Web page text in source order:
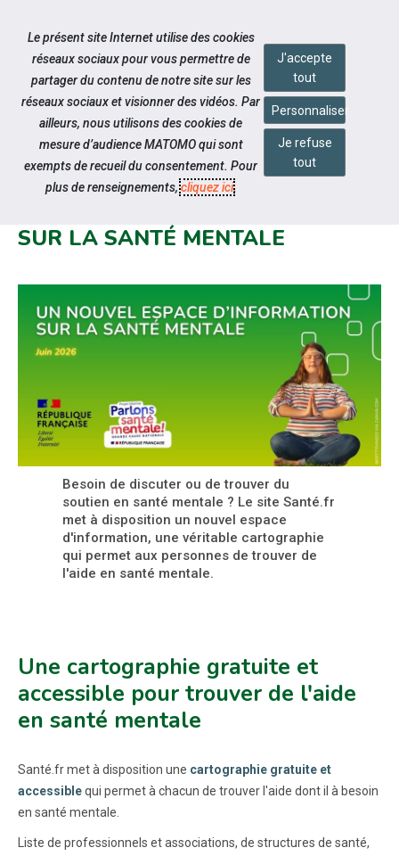
Aller au contenu
Notre actualité
SANTÉ.FR MET À DISPOSITION UN
SUR LA SANTÉ MENTALE
Besoin de discuter ou de trouver du
soutien en santé mentale ? Le site Santé.fr
met à disposition un nouvel espace
d'information, une véritable cartographie
qui permet aux personnes de trouver de
l'aide en santé mentale.
Une cartographie gratuite et
accessible pour trouver de l'aide
en santé mentale
Santé.fr met à disposition une cartographie gratuite et
accessiblequi permet à chacun de trouver l'aide dont il à besoin
en santé mentale.
Liste de professionnels et associations, de structures de santé,
Le présent site Internet utilise des cookies
réseaux sociaux pour vous permettre de
partager du contenu de notre site sur les
réseaux sociaux et visionner des vidéos. Par
ailleurs, nous utilisons des cookies de
mesure d’audience MATOMO qui sont
exempts de recueil du consentement. Pour
plus de renseignements,cliquez ici.
J'accepte
tout
Personnaliser
Je refuse
tout